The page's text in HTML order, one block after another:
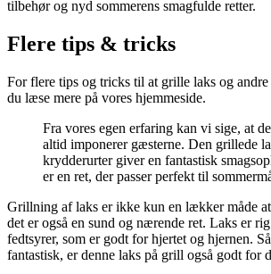
tilbehør og nyd sommerens smagfulde retter.
Flere tips & tricks
For flere tips og tricks til at grille laks og
du læse mere på vores hjemmeside.
Fra vores egen erfaring kan vi sige, at
altid imponerer gæsterne. Den grillede
krydderurter giver en fantastisk
er en ret, der passer perfekt til
Grillning af laks er ikke kun en lækker måde
det er også en sund og nærende ret. Laks er
fedtsyrer, som er godt for hjertet og hjernen.
fantastisk, er denne laks på grill også godt for